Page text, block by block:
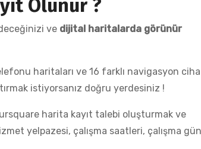
Olunur ?
ve dijital haritalarda görünür
haritaları ve 16 farklı navigasyon
istiyorsanız doğru yerdesiniz !
harita kayıt talebi oluşturmak ve
yelpazesi, çalışma saatleri, çalışma